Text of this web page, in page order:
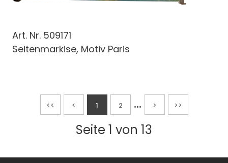
Art. Nr. 509171
Seitenmarkise, Motiv Paris
<< < 1 2 ... > >>
Seite 1 von 13